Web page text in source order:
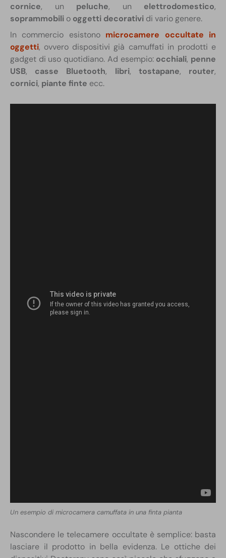
cornice, un peluche, un elettrodomestico,
soprammobili o oggetti decorativi di vario genere.
In commercio esistono microcamere occultate in
oggetti, ovvero dispositivi già camuffati in prodotti e
gadget di uso quotidiano. Ad esempio: occhiali, penne
USB, casse Bluetooth, libri, tostapane, router,
cornici, piante finte ecc.
Un esempio di microcamera camuffata in una finta pianta
Nascondere le telecamere occultate è semplice: basta
lasciare il prodotto in bella evidenza. Le ottiche dei